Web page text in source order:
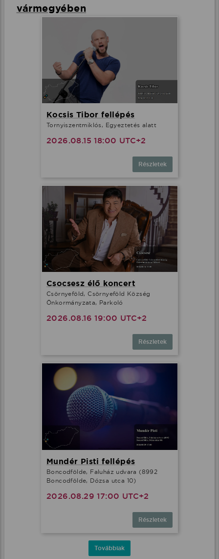
vármegyében
Kocsis Tibor fellépés
Tornyiszentmiklós, Egyeztetés alatt
2026.08.15 18:00 UTC+2
Részletek
Csocsesz élő koncert
Csörnyeföld, Csörnyeföld Község
Önkormányzata, Parkoló
2026.08.16 19:00 UTC+2
Részletek
Mundér Pisti fellépés
Boncodfölde, Faluház udvara (8992
Boncodfölde, Dózsa utca 10)
2026.08.29 17:00 UTC+2
Részletek
Továbbiak